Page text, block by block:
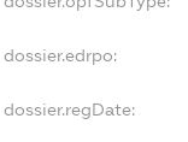
dossier.edrpo:
dossier.regDate: